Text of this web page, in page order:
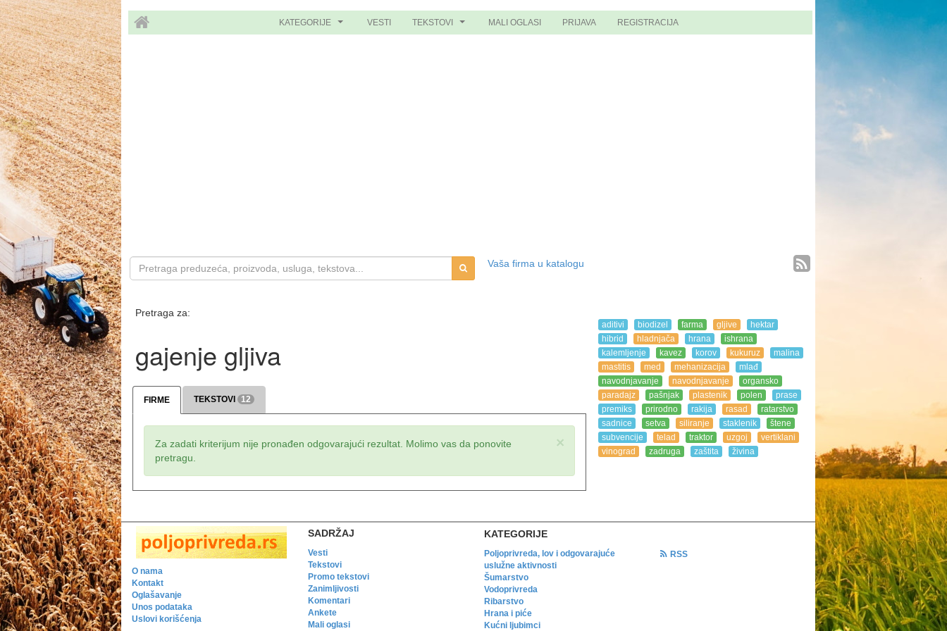
KATEGORIJE VESTI TEKSTOVI MALI OGLASI PRIJAVA REGISTRACIJA
Vaša firma u katalogu
Pretraga za:
gajenje gljiva
FIRME TEKSTOVI 12
×
Za zadati kriterijum nije pronađen odgovarajući rezultat. Molimo vas da ponovite
pretragu.
aditivi biodizel farma gljive
hektar
hibrid
hladnjača hrana
ishrana
kalemljenje
kavez korov kukuruz
malina
mastitis
med mehanizacija
mlađ
navodnjavanje
navodnjavanje
organsko
paradajz
pašnjak plastenik polen
prase
premiks
prirodno rakija rasad
ratarstvo
sadnice
setva siliranje staklenik
štene
subvencije
telad traktor uzgoj
vertiklani
vinograd
zadruga zaštita živina
O nama
Kontakt
Oglašavanje
Unos podataka
Uslovi korišćenja
SADRŽAJ
Vesti
Tekstovi
Promo tekstovi
Zanimljivosti
Komentari
Ankete
Mali oglasi
KATEGORIJE
Poljoprivreda, lov i odgovarajuće
uslužne aktivnosti
Šumarstvo
Vodoprivreda
Ribarstvo
Hrana i piće
Kućni ljubimci
RSS